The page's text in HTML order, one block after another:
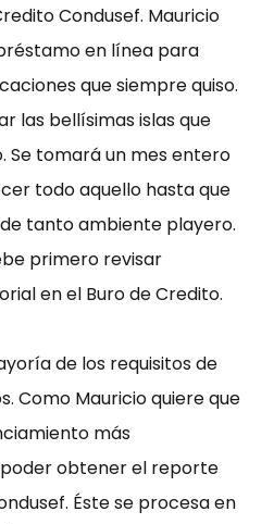
Condusef. Mauricio
en línea para
que siempre quiso.
las bellísimas islas que
Se tomará un mes entero
todo aquello hasta que
tanto ambiente playero.
primero revisar
en el Buro de Credito.
de los requisitos de
Como Mauricio quiere que
más
obtener el reporte
Éste se procesa en